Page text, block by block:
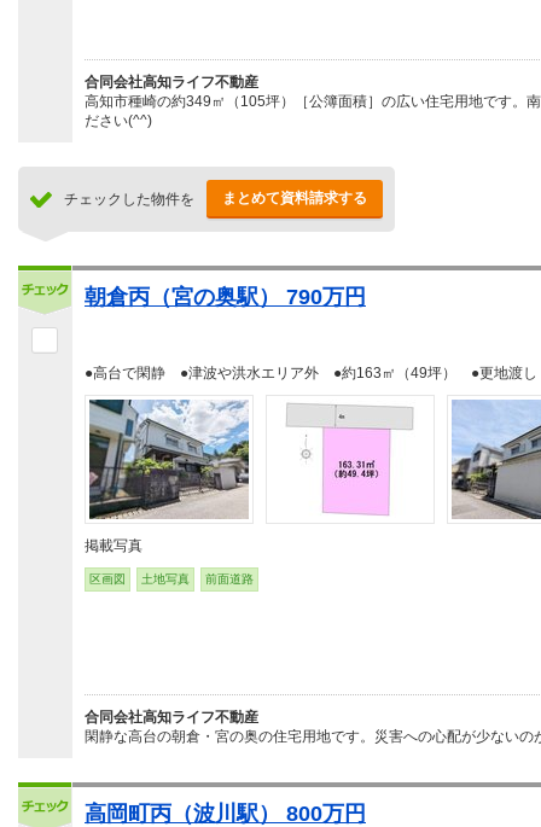
合同会社高知ライフ不動産
高知市種崎の約349㎡（105坪）［公簿面積］の広い住宅用地です。
ださい(^^)
チェックした物件を まとめて資料請求する
朝倉丙（宮の奥駅） 790万円
●高台で閑静 ●津波や洪水エリア外 ●約163㎡（49坪） ●更地渡し
掲載写真
区画図 土地写真 前面道路
合同会社高知ライフ不動産
閑静な高台の朝倉・宮の奥の住宅用地です。災害への心配が少ない
高岡町丙（波川駅） 800万円